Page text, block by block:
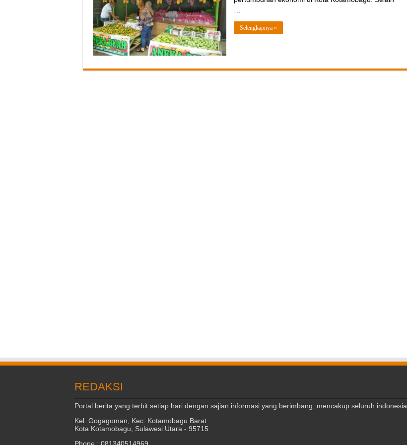
Selengkapnya »
REDAKSI
Portal berita yang terbit setiap hari dengan sajian informasi yang berimbang, mencakup seluruh indonesia.
Kel. Gogagoman, Kec. Kotamobagu Barat
Kota Kotamobagu, Sulawesi Utara - 95715